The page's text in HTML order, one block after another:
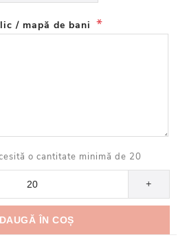
/ mapă de bani *
o cantitate minimă de 20
+